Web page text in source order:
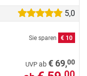
5,0
Sie sparen € 10
UVP ab€ 69,00